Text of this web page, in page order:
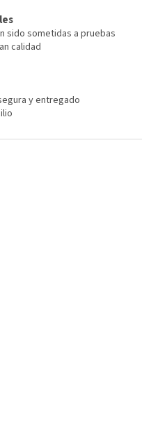
sido sometidas a pruebas
calidad
y entregado